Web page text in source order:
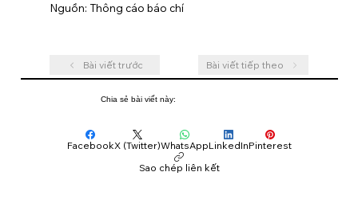
Nguồn: Thông cáo báo chí
Bài viết trước Bài viết tiếp theo
Chia sẻ bài viết này:
FacebookX (Twitter)WhatsAppLinkedInPinterest
Sao chép liên kết